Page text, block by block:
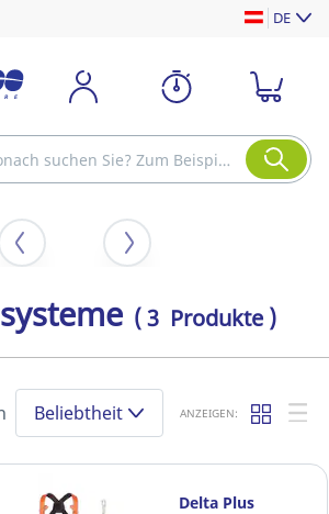
DE
( 3 Produkte )
Beliebtheit ANZEIGEN:
Delta Plus